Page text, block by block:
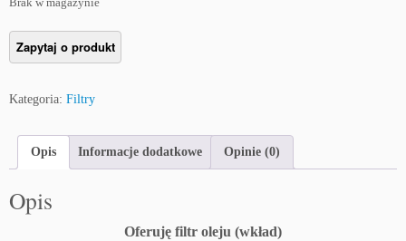
Brak w magazynie
Kategoria: Filtry
Opis Informacje dodatkowe Opinie (0)
Opis
Oferuję filtr oleju (wkład)